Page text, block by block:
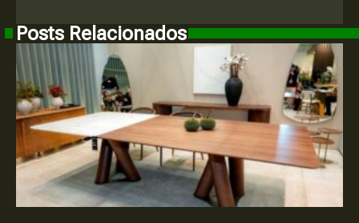
Posts Relacionados